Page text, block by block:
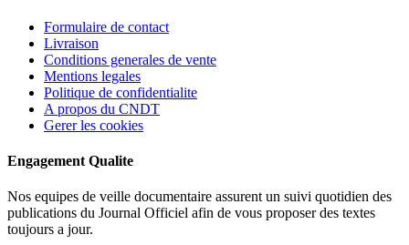
Formulaire de contact
Livraison
Conditions generales de vente
Mentions legales
Politique de confidentialite
A propos du CNDT
Gerer les cookies
Engagement Qualite
Nos equipes de veille documentaire assurent un suivi quotidien des
publications du Journal Officiel afin de vous proposer des textes
toujours a jour.